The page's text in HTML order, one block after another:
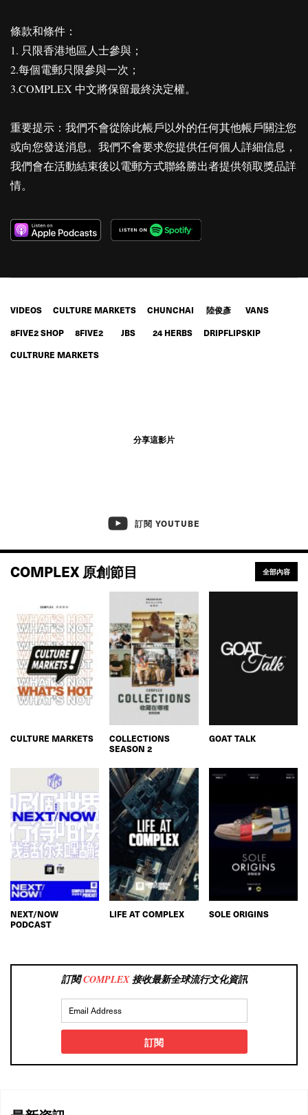
條款和條件：
1. 只限香港地區人士參與；
2.每個電郵只限參與一次；
3.COMPLEX 中文將保留最終決定權。
重要提示：我們不會從除此帳戶以外的任何其他帳戶關注您
或向您發送消息。我們不會要求您提供任何個人詳細信息，
我們會在活動結束後以電郵方式聯絡勝出者提供領取獎品詳
情。
VIDEOS CULTURE MARKETS CHUNCHAI 陸俊彥
VANS
8FIVE2 SHOP
8FIVE2 JBS 24 HERBS
DRIPFLIPSKIP
CULTRURE MARKETS
分享這影片
訂閱 YOUTUBE
COMPLEX 原創節目 全部內容
CULTURE MARKETS
COLLECTIONS
SEASON 2
GOAT TALK
NEXT/NOW
PODCAST
LIFE AT COMPLEX SOLE ORIGINS
訂閱COMPLEX接收最新全球流行文化資訊
訂閱